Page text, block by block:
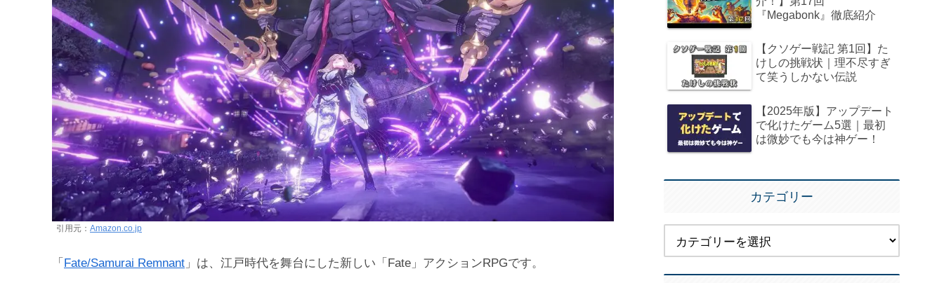
引用元： Amazon.co.jp
「 Fate/Samurai Remnant 」は、江戸時代を舞台にした新しい「Fate」アクションRPGです。
『Megabonk』徹底紹介
【クソゲー戦記 第1回】た
けしの挑戦状｜理不尽すぎ
て笑うしかない伝説
【2025年版】アップデート
で化けたゲーム5選｜最初
は微妙でも今は神ゲー！
カテゴリー